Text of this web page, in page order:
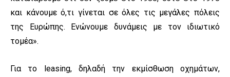
και κάνουμε ό,τι γίνεται σε όλες τις μεγάλες πόλεις
της Ευρώπης. Ενώνουμε δυνάμεις με τον ιδιωτικό
τομέα».
Για το leasing, δηλαδή την εκμίσθωση οχημάτων,